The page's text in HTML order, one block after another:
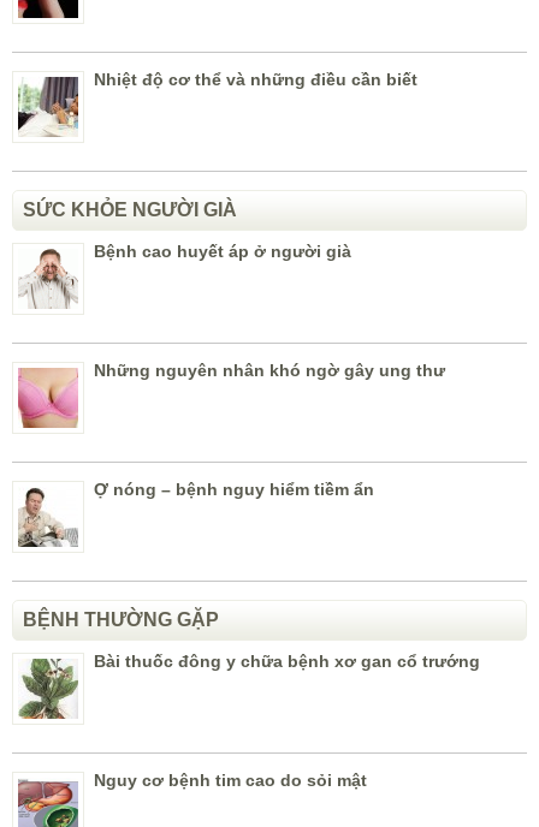
Nhiệt độ cơ thể và những điều cần biết
SỨC KHỎE NGƯỜI GIÀ
Bệnh cao huyết áp ở người già
Những nguyên nhân khó ngờ gây ung thư
Ợ nóng – bệnh nguy hiểm tiềm ẩn
BỆNH THƯỜNG GẶP
Bài thuốc đông y chữa bệnh xơ gan cổ trướng
Nguy cơ bệnh tim cao do sỏi mật